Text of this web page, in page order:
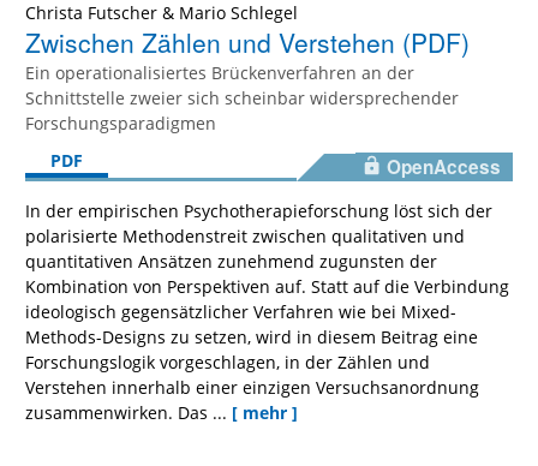
Christa Futscher & Mario Schlegel
Zwischen Zählen und Verstehen (PDF)
Ein operationalisiertes Brückenverfahren an der
Schnittstelle zweier sich scheinbar widersprechender
Forschungsparadigmen
PDF
OpenAccess
In der empirischen Psychotherapieforschung löst sich der
polarisierte Methodenstreit zwischen qualitativen und
quantitativen Ansätzen zunehmend zugunsten der
Kombination von Perspektiven auf. Statt auf die Verbindung
ideologisch gegensätzlicher Verfahren wie bei Mixed-
Methods-Designs zu setzen, wird in diesem Beitrag eine
Forschungslogik vorgeschlagen, in der Zählen und
Verstehen innerhalb einer einzigen Versuchsanordnung
zusammenwirken. Das ... [ mehr ]